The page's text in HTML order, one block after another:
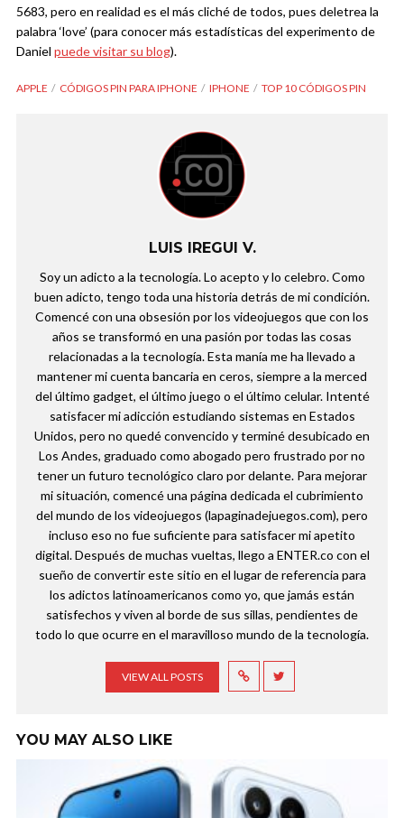
5683, pero en realidad es el más cliché de todos, pues deletrea la
palabra ‘love’ (para conocer más estadísticas del experimento de
Daniel puede visitar su blog).
APPLE CÓDIGOS PIN PARA IPHONE IPHONE TOP 10 CÓDIGOS PIN
LUIS IREGUI V.
Soy un adicto a la tecnología. Lo acepto y lo celebro. Como
buen adicto, tengo toda una historia detrás de mi condición.
Comencé con una obsesión por los videojuegos que con los
años se transformó en una pasión por todas las cosas
relacionadas a la tecnología. Esta manía me ha llevado a
mantener mi cuenta bancaria en ceros, siempre a la merced
del último gadget, el último juego o el último celular. Intenté
satisfacer mi adicción estudiando sistemas en Estados
Unidos, pero no quedé convencido y terminé desubicado en
Los Andes, graduado como abogado pero frustrado por no
tener un futuro tecnológico claro por delante. Para mejorar
mi situación, comencé una página dedicada el cubrimiento
del mundo de los videojuegos (lapaginadejuegos.com), pero
incluso eso no fue suficiente para satisfacer mi apetito
digital. Después de muchas vueltas, llego a ENTER.co con el
sueño de convertir este sitio en el lugar de referencia para
los adictos latinoamericanos como yo, que jamás están
satisfechos y viven al borde de sus sillas, pendientes de
todo lo que ocurre en el maravilloso mundo de la tecnología.
VIEW ALL POSTS
YOU MAY ALSO LIKE